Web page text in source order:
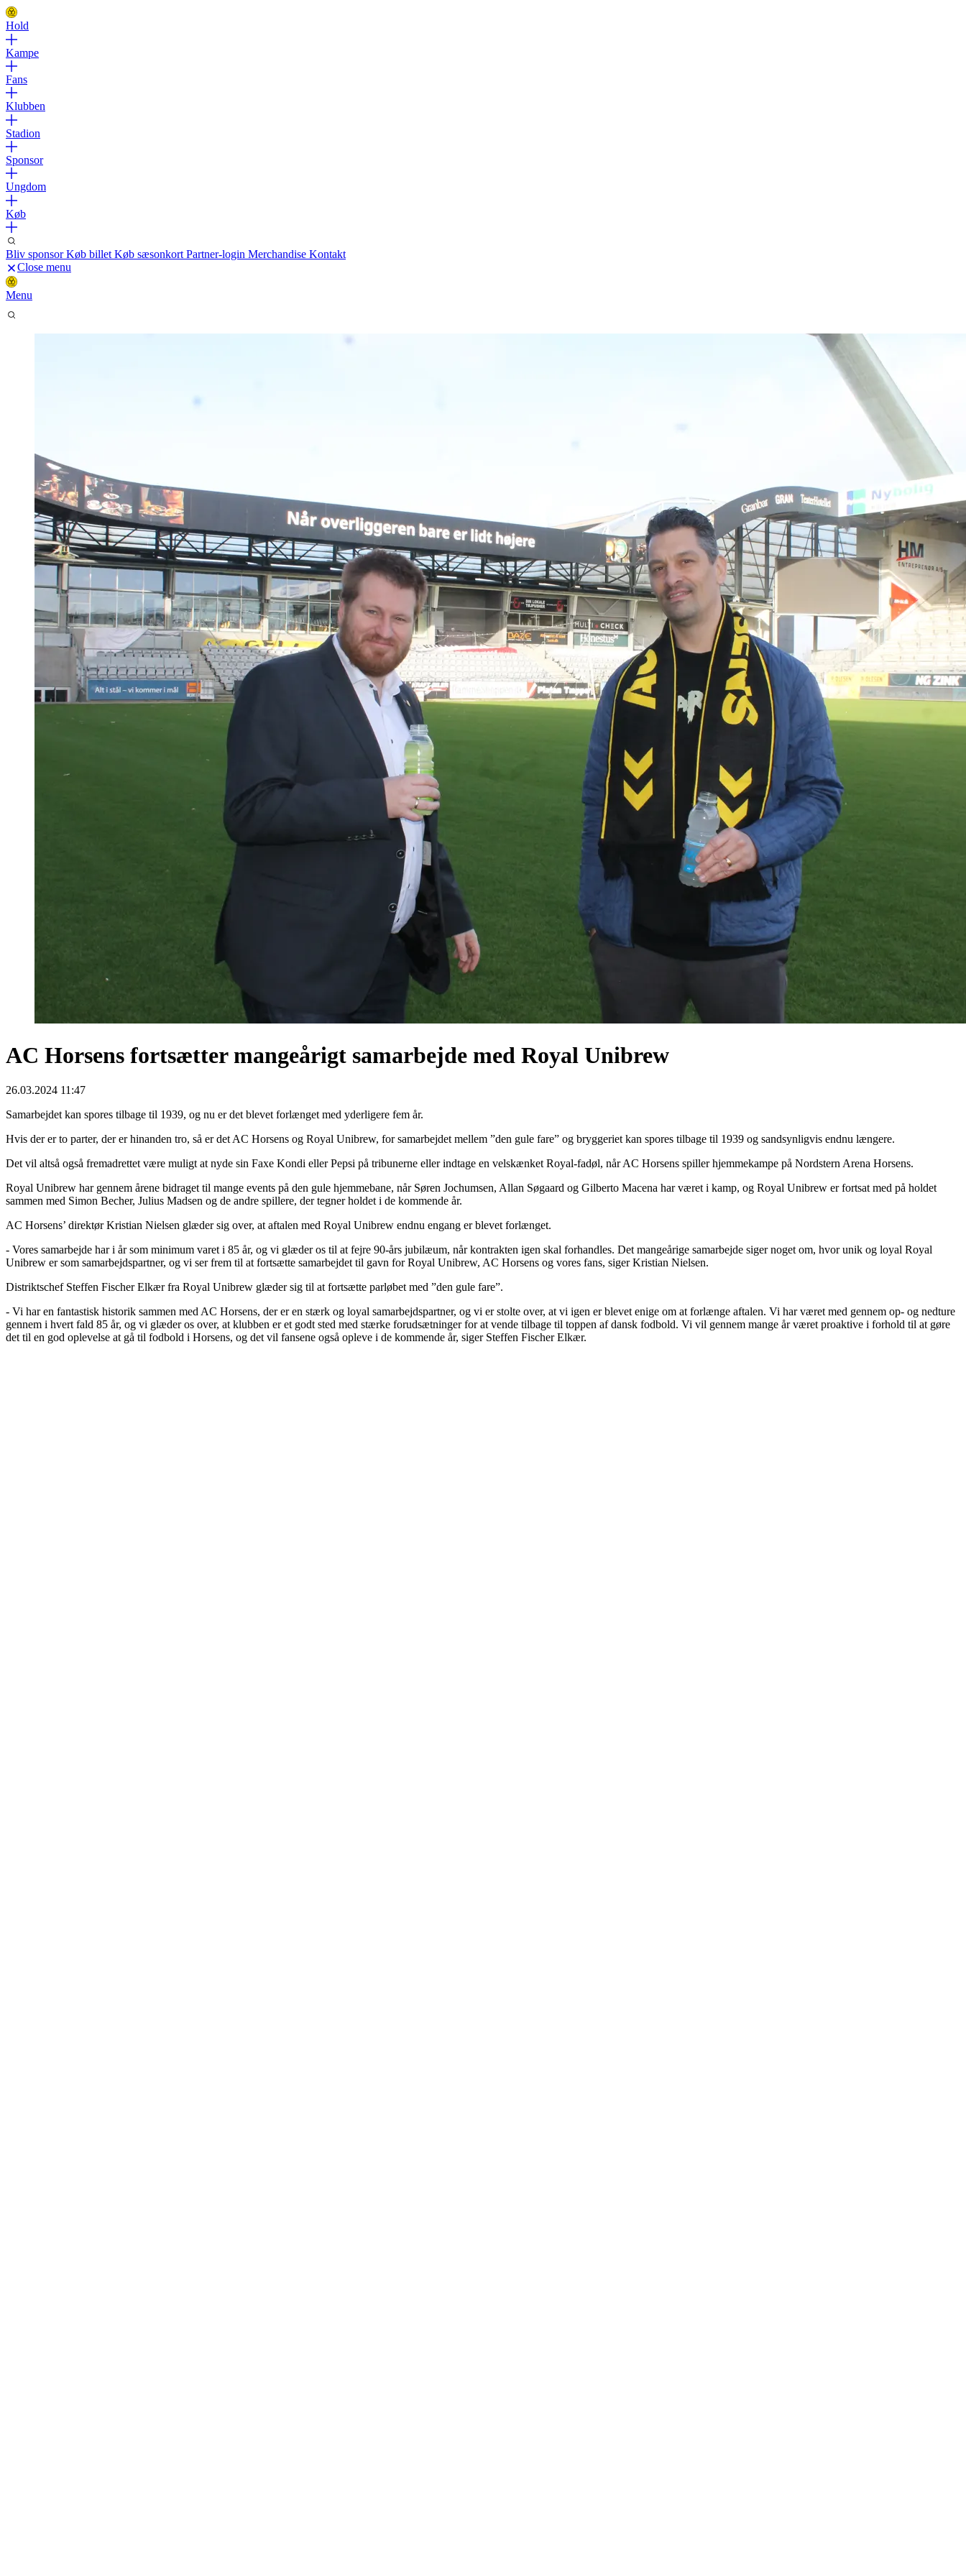
Hold
Kampe
Fans
Klubben
Stadion
Sponsor
Ungdom
Køb
Bliv sponsorKøb billet Køb sæsonkort Partner-login Merchandise Kontakt
Close menu
Menu
AC Horsens fortsætter mangeårigt samarbejde med Royal Unibrew
26.03.2024 11:47
Samarbejdet kan spores tilbage til 1939, og nu er det blevet forlænget med yderligere fem år.
Hvis der er to parter, der er hinanden tro, så er det AC Horsens og Royal Unibrew, for samarbejdet mellem ”den gule fare” og bryggeriet kan spores tilbage til 1939 og sandsynligvis endnu længere.
Det vil altså også fremadrettet være muligt at nyde sin Faxe Kondi eller Pepsi på tribunerne eller indtage en velskænket Royal-fadøl, når AC Horsens spiller hjemmekampe på Nordstern Arena Horsens.
Royal Unibrew har gennem årene bidraget til mange events på den gule hjemmebane, når Søren Jochumsen, Allan Søgaard og Gilberto Macena har været i kamp, og Royal Unibrew er fortsat med på holdet
sammen med Simon Becher, Julius Madsen og de andre spillere, der tegner holdet i de kommende år.
AC Horsens’ direktør Kristian Nielsen glæder sig over, at aftalen med Royal Unibrew endnu engang er blevet forlænget.
- Vores samarbejde har i år som minimum varet i 85 år, og vi glæder os til at fejre 90-års jubilæum, når kontrakten igen skal forhandles. Det mangeårige samarbejde siger noget om, hvor unik og loyal Royal
Unibrew er som samarbejdspartner, og vi ser frem til at fortsætte samarbejdet til gavn for Royal Unibrew, AC Horsens og vores fans, siger Kristian Nielsen.
Distriktschef Steffen Fischer Elkær fra Royal Unibrew glæder sig til at fortsætte parløbet med ”den gule fare”.
- Vi har en fantastisk historik sammen med AC Horsens, der er en stærk og loyal samarbejdspartner, og vi er stolte over, at vi igen er blevet enige om at forlænge aftalen. Vi har været med gennem op- og nedture
gennem i hvert fald 85 år, og vi glæder os over, at klubben er et godt sted med stærke forudsætninger for at vende tilbage til toppen af dansk fodbold. Vi vil gennem mange år været proaktive i forhold til at gøre
det til en god oplevelse at gå til fodbold i Horsens, og det vil fansene også opleve i de kommende år, siger Steffen Fischer Elkær.